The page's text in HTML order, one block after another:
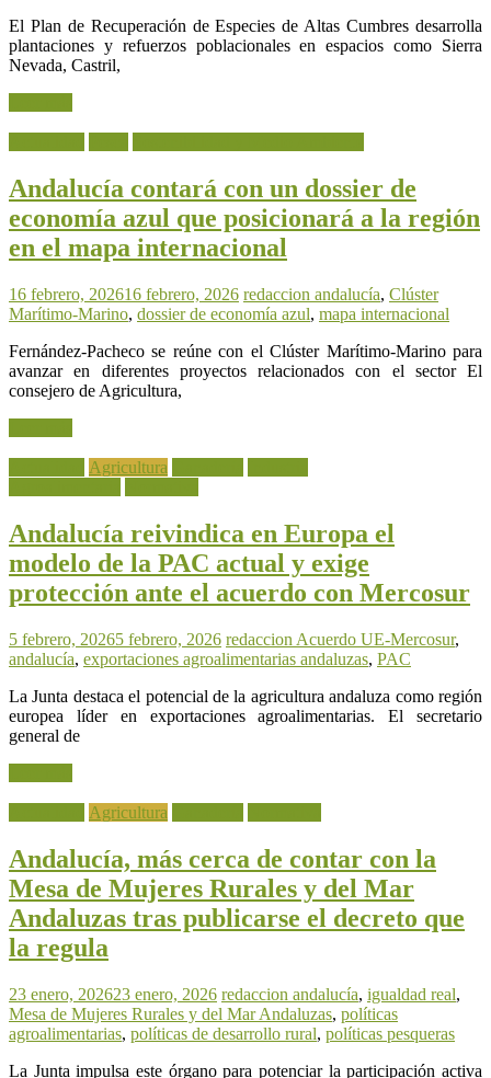
El Plan de Recuperación de Especies de Altas Cumbres desarrolla
plantaciones y refuerzos poblacionales en espacios como Sierra
Nevada, Castril,
Andalucía contará con un dossier de
economía azul que posicionará a la región
en el mapa internacional
16 febrero, 202616 febrero, 2026 redaccion andalucía, Clúster
Marítimo-Marino, dossier de economía azul, mapa internacional
Fernández-Pacheco se reúne con el Clúster Marítimo-Marino para
avanzar en diferentes proyectos relacionados con el sector El
consejero de Agricultura,
Agricultura
Andalucía reivindica en Europa el
modelo de la PAC actual y exige
protección ante el acuerdo con Mercosur
5 febrero, 20265 febrero, 2026 redaccion Acuerdo UE-Mercosur,
andalucía, exportaciones agroalimentarias andaluzas, PAC
La Junta destaca el potencial de la agricultura andaluza como región
europea líder en exportaciones agroalimentarias. El secretario
general de
Agricultura
Andalucía, más cerca de contar con la
Mesa de Mujeres Rurales y del Mar
Andaluzas tras publicarse el decreto que
la regula
23 enero, 202623 enero, 2026 redaccion andalucía, igualdad real,
Mesa de Mujeres Rurales y del Mar Andaluzas, políticas
agroalimentarias, políticas de desarrollo rural, políticas pesqueras
La Junta impulsa este órgano para potenciar la participación activa